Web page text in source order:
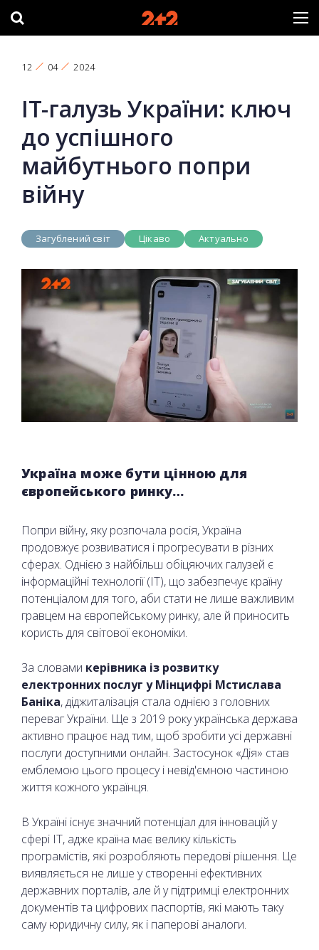
12 04 2024
ІТ-галузь України: ключ
до успішного
майбутнього попри
війну
Загублений світ Цікаво Актуально
Україна може бути цінною для
європейського ринку…
Попри війну, яку розпочала росія, Україна
продовжує розвиватися і прогресувати в різних
сферах. Однією з найбільш обіцяючих галузей є
інформаційні технології (IT), що забезпечує країну
потенціалом для того, аби стати не лише важливим
гравцем на європейському ринку, але й приносить
користь для світової економіки.
За словами керівника із розвитку
електронних послуг у Мінцифрі Мстислава
Баніка, діджиталізація стала однією з головних
переваг України. Ще з 2019 року українська держава
активно працює над тим, щоб зробити усі державні
послуги доступними онлайн. Застосунок «Дія» став
емблемою цього процесу і невід'ємною частиною
життя кожного українця.
В Україні існує значний потенціал для інновацій у
сфері IT, адже країна має велику кількість
програмістів, які розробляють передові рішення. Це
виявляється не лише у створенні ефективних
державних порталів, але й у підтримці електронних
документів та цифрових паспортів, які мають таку
саму юридичну силу, як і паперові аналоги.